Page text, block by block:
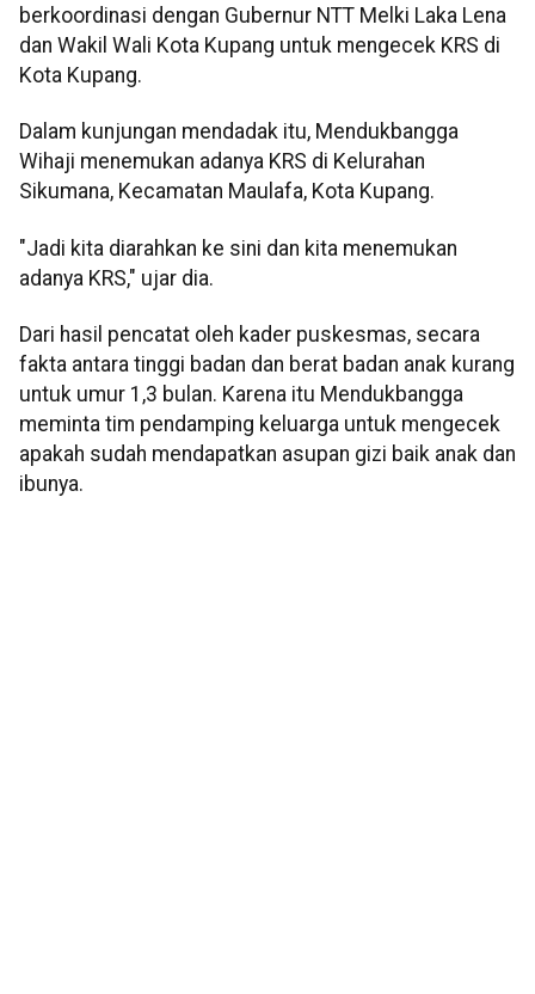
berkoordinasi dengan Gubernur NTT Melki Laka Lena
dan Wakil Wali Kota Kupang untuk mengecek KRS di
Kota Kupang.
Dalam kunjungan mendadak itu, Mendukbangga
Wihaji menemukan adanya KRS di Kelurahan
Sikumana, Kecamatan Maulafa, Kota Kupang.
"Jadi kita diarahkan ke sini dan kita menemukan
adanya KRS," ujar dia.
Dari hasil pencatat oleh kader puskesmas, secara
fakta antara tinggi badan dan berat badan anak kurang
untuk umur 1,3 bulan. Karena itu Mendukbangga
meminta tim pendamping keluarga untuk mengecek
apakah sudah mendapatkan asupan gizi baik anak dan
ibunya.